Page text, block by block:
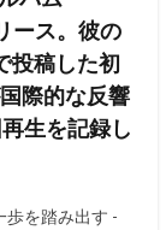
ース。彼の
投稿した初
際的な反響
生を記録し
歩を踏み出す -